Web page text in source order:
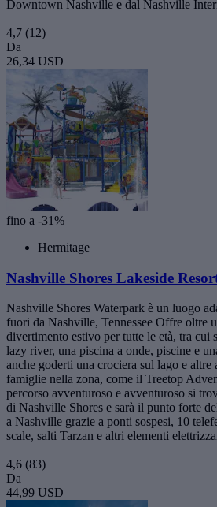
Downtown Nashville e dal Nashville
4,7 (12)
Da
26,34 USD
fino a -31%
Hermitage
Nashville Shores Lakeside
Nashville Shores Waterpark è un luogo
fuori da Nashville, Tennessee Offre oltre
divertimento estivo per tutte le età, tra cui
lazy river, una piscina a onde, piscine e
anche goderti una crociera sul lago e altre
famiglie nella zona, come il Treetop
percorso avventuroso e avventuroso si
di Nashville Shores e sarà il punto forte
a Nashville grazie a ponti sospesi, 10
scale, salti Tarzan e altri elementi
4,6 (83)
Da
44,99 USD